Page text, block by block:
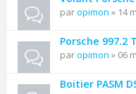
paropimon » 14
Porsche 997.2
paropimon » 06
Boitier PASM